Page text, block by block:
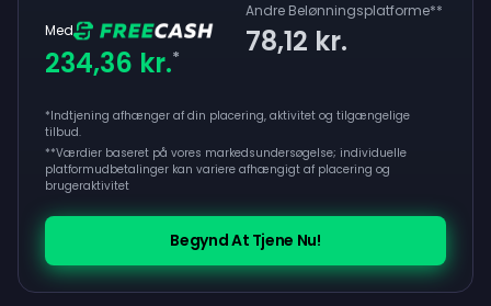
Med
234,36 kr.*
Andre Belønningsplatforme**
78,12 kr.
*Indtjening afhænger af din placering, aktivitet og tilgængelige
tilbud.
**Værdier baseret på vores markedsundersøgelse; individuelle
platformudbetalinger kan variere afhængigt af placering og
brugeraktivitet
Begynd At Tjene Nu!